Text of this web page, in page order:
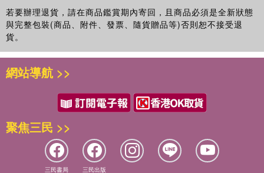
若要辦理退貨，請在商品鑑賞期內寄回，且商品必須是全新狀態
與完整包裝(商品、附件、發票、隨貨贈品等)否則恕不接受退
貨。
網站導航 >>
聚焦三民 >>
三民書局 三民出版